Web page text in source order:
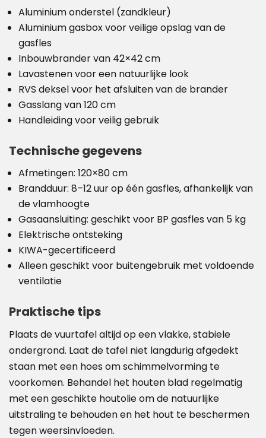
Aluminium onderstel (zandkleur)
Aluminium gasbox voor veilige opslag van de
gasfles
Inbouwbrander van 42×42 cm
Lavastenen voor een natuurlijke look
RVS deksel voor het afsluiten van de brander
Gasslang van 120 cm
Handleiding voor veilig gebruik
Technische gegevens
Afmetingen: 120×80 cm
Brandduur: 8–12 uur op één gasfles, afhankelijk van
de vlamhoogte
Gasaansluiting: geschikt voor BP gasfles van 5 kg
Elektrische ontsteking
KIWA-gecertificeerd
Alleen geschikt voor buitengebruik met voldoende
ventilatie
Praktische tips
Plaats de vuurtafel altijd op een vlakke, stabiele
ondergrond. Laat de tafel niet langdurig afgedekt
staan met een hoes om schimmelvorming te
voorkomen. Behandel het houten blad regelmatig
met een geschikte houtolie om de natuurlijke
uitstraling te behouden en het hout te beschermen
tegen weersinvloeden.